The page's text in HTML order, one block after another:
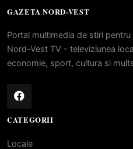
GAZETA NORD-VEST
Portal multimedia de stiri
Nord-Vest TV - televiziunea
economie, sport, cultura si
CATEGORII
Locale